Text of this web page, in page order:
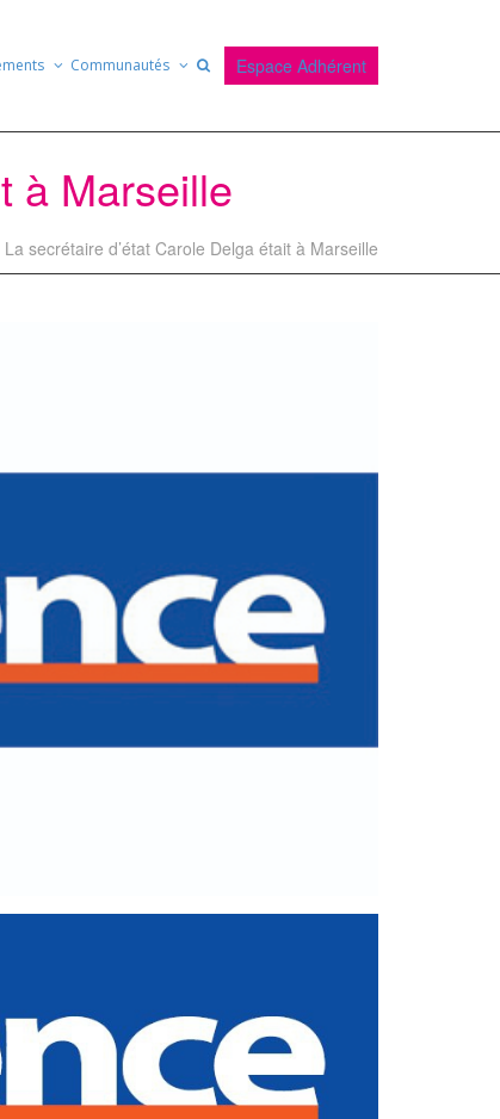
Communautés Espace Adhérent
à Marseille
secrétaire d’état Carole Delga était à Marseille